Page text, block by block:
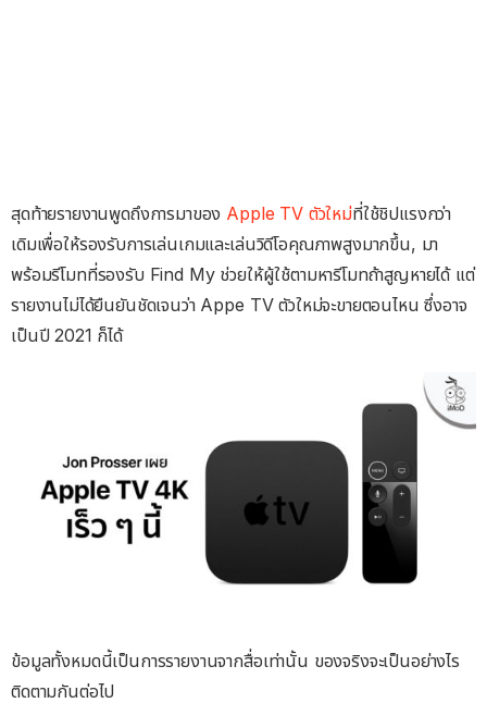
สุดท้ายรายงานพูดถึงการมาของ Apple TV ตัวใหม่ที่ใช้ชิปแรงกว่า
เดิมเพื่อให้รองรับการเล่นเกมและเล่นวิดีโอคุณภาพสูงมากขึ้น, มา
พร้อมรีโมทที่รองรับ Find My ช่วยให้ผู้ใช้ตามหารีโมทถ้าสูญหายได้ แต่
รายงานไม่ได้ยืนยันชัดเจนว่า Appe TV ตัวใหม่จะขายตอนไหน ซึ่งอาจ
เป็นปี 2021 ก็ได้
ข้อมูลทั้งหมดนี้เป็นการรายงานจากสื่อเท่านั้น ของจริงจะเป็นอย่างไร
ติดตามกันต่อไป